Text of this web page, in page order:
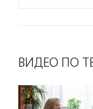
ВИДЕО ПО